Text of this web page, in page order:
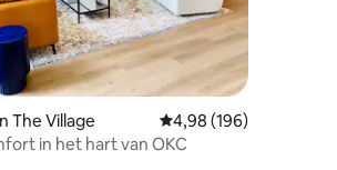
van 4,95 op 5, 119 recensies
The Village Gemiddelde
4,98 (196)
in het hart van OKC